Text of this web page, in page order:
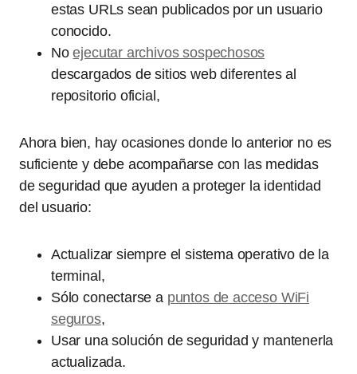
estas URLs sean publicados por un usuario
conocido.
Noejecutar archivos sospechosos
descargados de sitios web diferentes al
repositorio oficial,
Ahora bien, hay ocasiones donde lo anterior no es
suficiente y debe acompañarse con las medidas
de seguridad que ayuden a proteger la identidad
del usuario:
Actualizar siempre el sistema operativo de la
terminal,
Sólo conectarse a puntos de acceso WiFi
seguros,
Usar una solución de seguridad y mantenerla
actualizada.